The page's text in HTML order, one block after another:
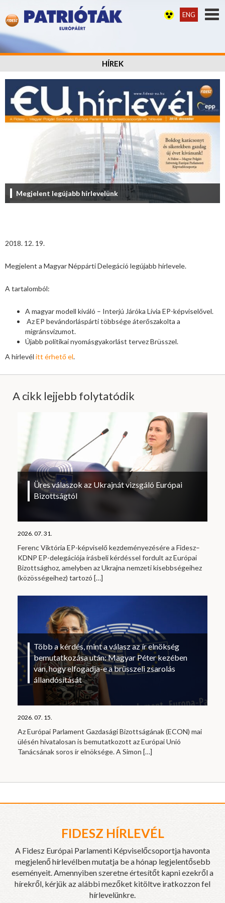
ENG
HÍREK
Megjelent legújabb hírlevelünk
2018. 12. 19.
Megjelent a Magyar Néppárti Delegáció legújabb hírlevele.
A tartalomból:
A magyar modell kiváló – Interjú Járóka Lívia EP-képviselővel.
Az EP bevándorláspárti többsége áterőszakolta a
migránsvízumot.
Újabb politikai nyomásgyakorlást tervez Brüsszel.
A hírlevél itt érhető el.
A cikk lejjebb folytatódik
Üres válaszok az Ukrajnát vizsgáló Európai
Bizottságtól
2026. 07. 31.
Ferenc Viktória EP-képviselő kezdeményezésére a Fidesz–
KDNP EP-delegációja írásbeli kérdéssel fordult az Európai
Bizottsághoz, amelyben az Ukrajna nemzeti kisebbségeihez
(közösségeihez) tartozó […]
Több a kérdés, mint a válasz az ír elnökség
bemutatkozása után: Magyar Péter kezében
van, hogy elfogadja-e a brüsszeli zsarolás
állandósítását
2026. 07. 15.
Az Európai Parlament Gazdasági Bizottságának (ECON) mai
ülésén hivatalosan is bemutatkozott az Európai Unió
Tanácsának soros ír elnöksége. A Simon […]
FIDESZ HÍRLEVÉL
A Fidesz Európai Parlamenti Képviselőcsoportja havonta
megjelenő hírlevélben mutatja be a hónap legjelentősebb
eseményeit. Amennyiben szeretne értesítőt kapni ezekről a
hírekről, kérjük az alábbi mezőket kitöltve iratkozzon fel
hírlevelünkre.